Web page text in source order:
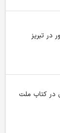
در تبریز
در کتاب ملت